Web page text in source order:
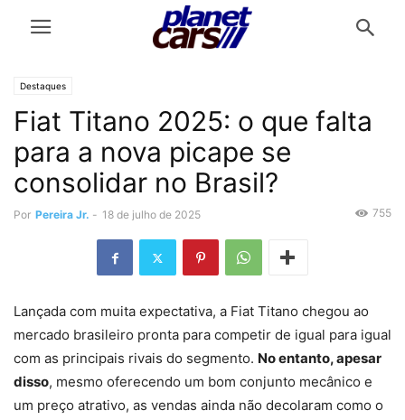
Destaques
Fiat Titano 2025: o que falta
para a nova picape se
consolidar no Brasil?
Por Pereira Jr. - 18 de julho de 2025 755
Lançada com muita expectativa, a Fiat Titano chegou ao
mercado brasileiro pronta para competir de igual para igual
com as principais rivais do segmento. No entanto, apesar
disso, mesmo oferecendo um bom conjunto mecânico e
um preço atrativo, as vendas ainda não decolaram como o